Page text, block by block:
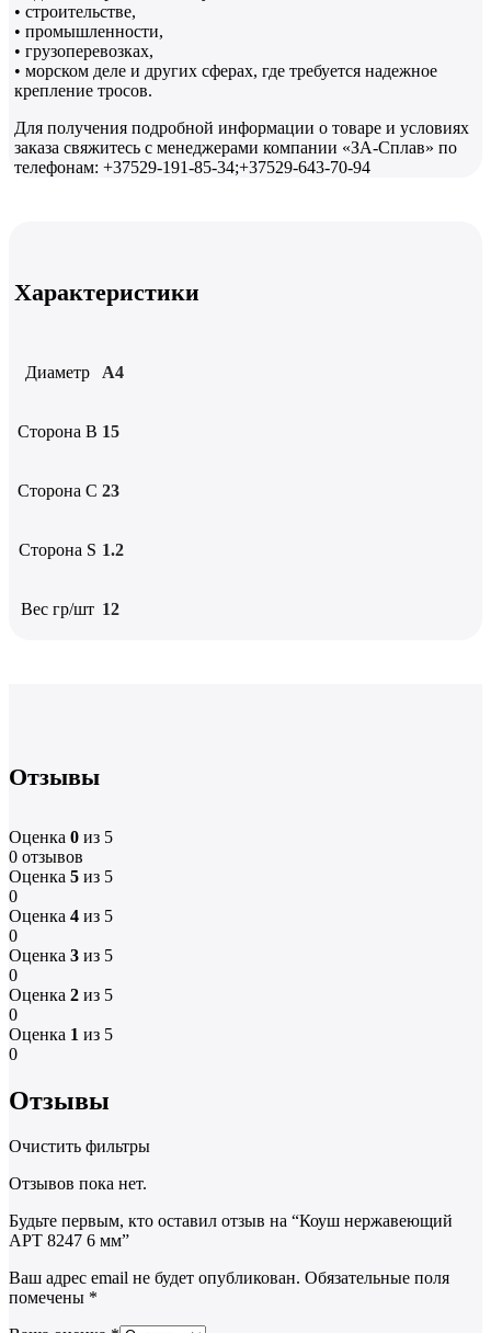
• строительстве,
• промышленности,
• грузоперевозках,
• морском деле и других сферах, где требуется надежное
крепление тросов.
Для получения подробной информации о товаре и условиях
заказа свяжитесь с менеджерами компании «ЗА-Сплав» по
телефонам: +37529-191-85-34;+37529-643-70-94
Характеристики
Диаметр А4
Сторона B 15
Сторона C 23
Сторона S 1.2
Вес гр/шт 12
Отзывы
Оценка 0 из 5
0 отзывов
Оценка 5 из 5
0
Оценка 4 из 5
0
Оценка 3 из 5
0
Оценка 2 из 5
0
Оценка 1 из 5
0
Отзывы
Очистить фильтры
Отзывов пока нет.
Будьте первым, кто оставил отзыв на “Коуш нержавеющий
АРТ 8247 6 мм”
Ваш адрес email не будет опубликован. Обязательные поля
помечены *